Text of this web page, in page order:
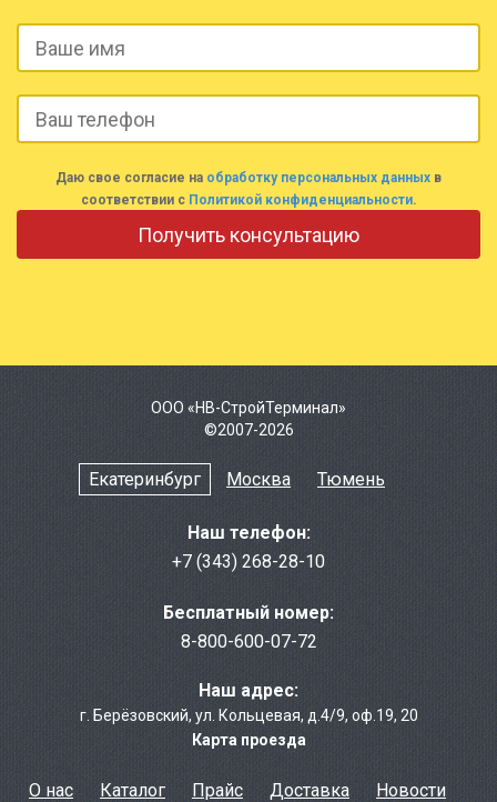
Даю свое согласие на обработку персональных данных в
соответствии с Политикой конфиденциальности.
ООО «НВ-СтройТерминал»
©2007-2026
Екатеринбург Москва Тюмень
Наш телефон:
+7 (343) 268-28-10
Бесплатный номер:
8-800-600-07-72
Наш адрес:
г. Берёзовcкий,ул. Кольцевая, д.4/9,оф.19, 20
Карта проезда
О нас Каталог Прайс Доставка Новости